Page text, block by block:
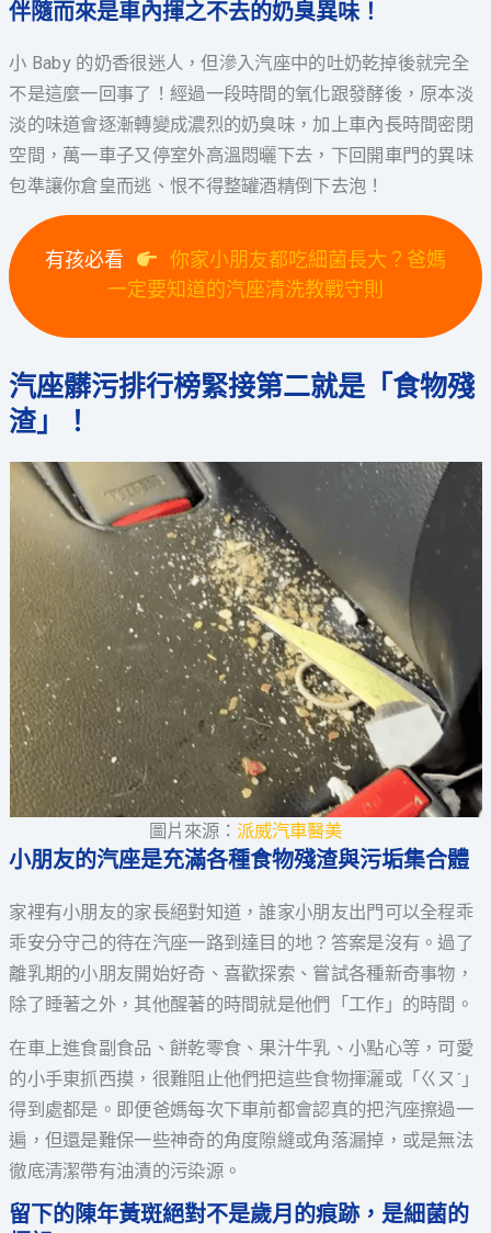
伴隨而來是車內揮之不去的奶臭異味！
小 Baby 的奶香很迷人，但滲入汽座中的吐奶乾掉後就完全
不是這麼一回事了！經過一段時間的氧化跟發酵後，原本淡
淡的味道會逐漸轉變成濃烈的奶臭味，加上車內長時間密閉
空間，萬一車子又停室外高溫悶曬下去，下回開車門的異味
包準讓你倉皇而逃、恨不得整罐酒精倒下去泡！
有孩必看
你家小朋友都吃細菌長大？爸媽
一定要知道的汽座清洗教戰守則
汽座髒污排行榜緊接第二就是「食物殘
渣」！
圖片來源： 派威汽車醫美
小朋友的汽座是充滿各種食物殘渣與污垢集合體
家裡有小朋友的家長絕對知道，誰家小朋友出門可以全程乖
乖安分守己的待在汽座一路到達目的地？答案是沒有。過了
離乳期的小朋友開始好奇、喜歡探索、嘗試各種新奇事物，
除了睡著之外，其他醒著的時間就是他們「工作」的時間。
在車上進食副食品、餅乾零食、果汁牛乳、小點心等，可愛
的小手東抓西摸，很難阻止他們把這些食物揮灑或「ㄍㄡˊ」
得到處都是。即便爸媽每次下車前都會認真的把汽座擦過一
遍，但還是難保一些神奇的角度隙縫或角落漏掉，或是無法
徹底清潔帶有油漬的污染源。
留下的陳年黃斑絕對不是歲月的痕跡，是細菌的